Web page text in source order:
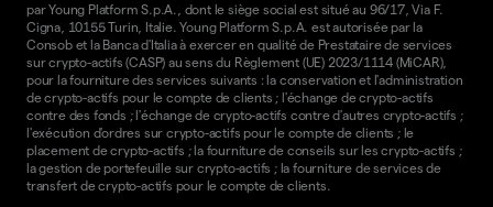
par Young Platform S.p.A., dont le siège social est situé au 96/17, Via F.
Cigna, 10155 Turin, Italie. Young Platform S.p.A. est autorisée par la
Consob et la Banca d'Italia à exercer en qualité de Prestataire de services
sur crypto-actifs (CASP) au sens du Règlement (UE) 2023/1114 (MiCAR),
pour la fourniture des services suivants : la conservation et l'administration
de crypto-actifs pour le compte de clients ; l'échange de crypto-actifs
contre des fonds ; l'échange de crypto-actifs contre d'autres crypto-actifs ;
l'exécution d'ordres sur crypto-actifs pour le compte de clients ; le
placement de crypto-actifs ; la fourniture de conseils sur les crypto-actifs ;
la gestion de portefeuille sur crypto-actifs ; la fourniture de services de
transfert de crypto-actifs pour le compte de clients.